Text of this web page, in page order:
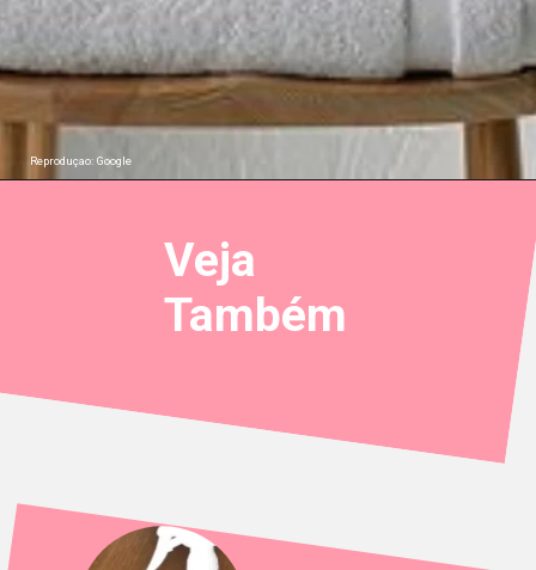
Reproduçao: Google
Veja
Também